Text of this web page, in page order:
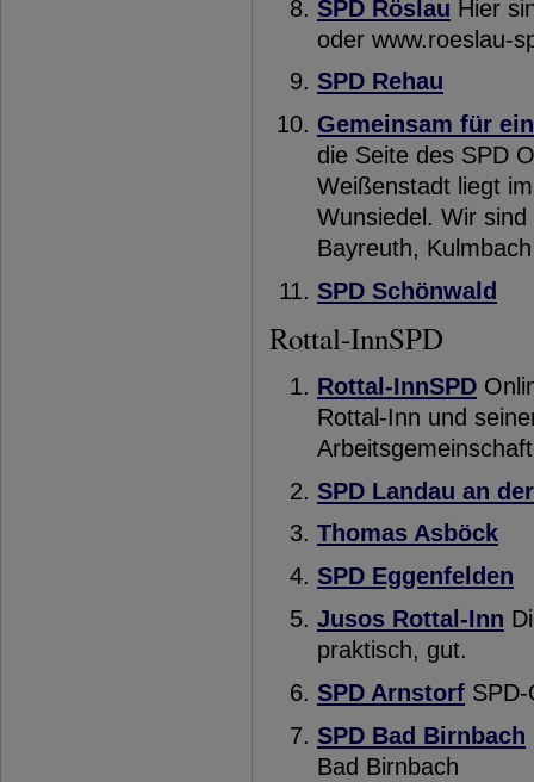
SPD Röslau Hier
oder www.roeslau-
SPD Rehau
Gemeinsam für
die Seite des SPD
Weißenstadt liegt
Wunsiedel. Wir
Bayreuth,
SPD Schönwald
Rottal-InnSPD
Rottal-InnSPD
Rottal-Inn und
SPD Landau an
Thomas Asböck
SPD Eggenfelden
Jusos Rottal-Inn
praktisch, gut.
SPD Arnstorf
SPD Bad Birnbach
Bad Birnbach